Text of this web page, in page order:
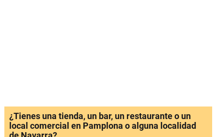
¿Tienes una tienda, un bar, un restaurante o un
local comercial en Pamplona o alguna localidad